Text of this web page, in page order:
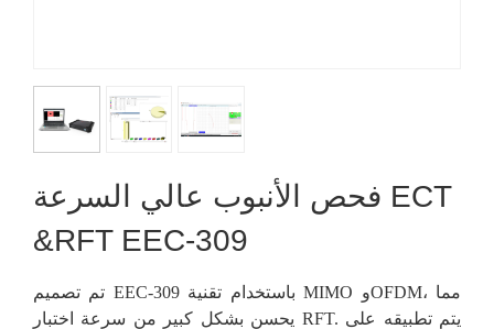
فحص الأنبوب عالي السرعة ECT
&RFT EEC-309
تم تصميم EEC-309 باستخدام تقنية MIMO وOFDM، مما
يحسن بشكل كبير من سرعة اختبار RFT. يتم تطبيقه على